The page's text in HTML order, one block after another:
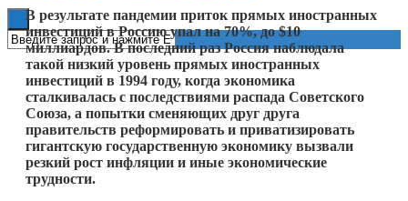
В результате пандемии приток прямых иностранных
инвестиций в Россию упал на 70%, до $10
миллиардов. В последний раз Россия наблюдала
такой низкий уровень прямых иностранных
инвестиций в 1994 году, когда экономика
сталкивалась с последствиями распада Советского
Союза, а попытки сменяющих друг друга
правительств реформировать и приватизировать
гигантскую государственную экономику вызвали
резкий рост инфляции и иные экономические
трудности.